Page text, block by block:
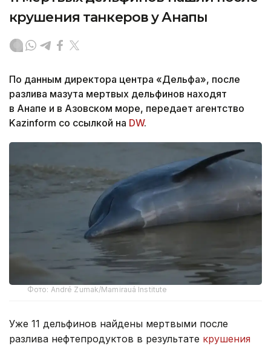
крушения танкеров у Анапы
По данным директора центра «Дельфа», после
разлива мазута мертвых дельфинов находят
в Анапе и в Азовском море, передает агентство
Kazinform со ссылкой на DW.
Фото: André Zumak/Mamirauá Institute
Уже 11 дельфинов найдены мертвыми после
разлива нефтепродуктов в результате крушения